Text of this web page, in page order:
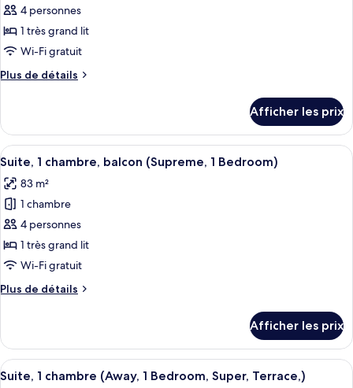
pour
ce
type
chambre :
chambre
(Escape
1
Bedroom)
4 personnes
1 très grand lit
Wi-Fi gratuit
Plus de détails
Plus
Suite,
chambre
Bedroom)
Afficher les prix
Afficher
toutes
les
photos
pour
ce
type
chambre :
chambre,
balcon
Un salon moderne avec un canapé
6
Suite, 1 chambre, balcon (Supreme, 1 Bedroom)
83 m²
1 chambre
4 personnes
1 très grand lit
Wi-Fi gratuit
Plus de détails
Plus
Suite,
chambre,
Afficher les prix
Afficher
Un salon moderne doté d’un
6
Suite, 1 chambre (Away, 1 Bedroom, Super, Terrace,)